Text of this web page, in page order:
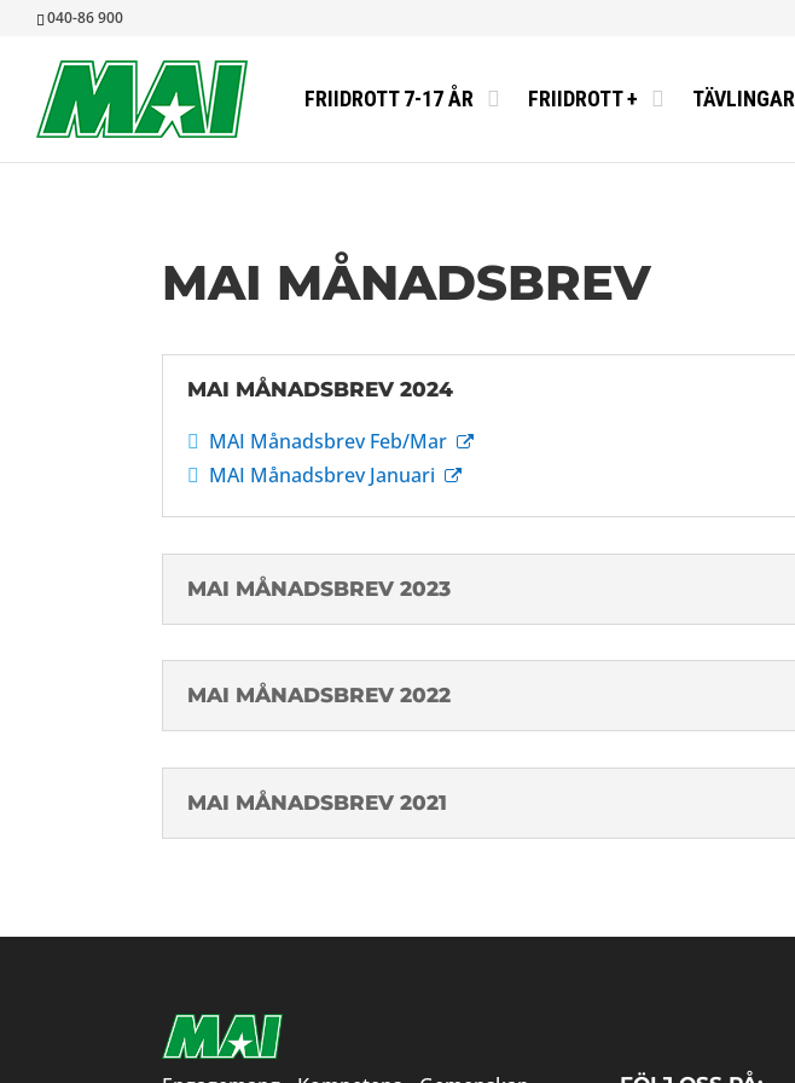
040-86 900
FRIIDROTT 7-17 ÅR FRIIDROTT + TÄVLINGAR
MAI MÅNADSBREV
MAI MÅNADSBREV 2024
 MAI Månadsbrev Feb/Mar
 MAI Månadsbrev Januari
MAI MÅNADSBREV 2023
MAI MÅNADSBREV 2022
MAI MÅNADSBREV 2021